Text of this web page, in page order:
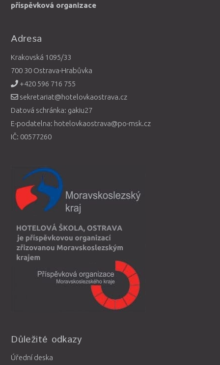
příspěvková organizace
Adresa
Krakovská 1095/33
700 30 Ostrava-Hrabůvka
+420 596 716 755
sekretariat@hotelovkaostrava.cz
Datová schránka: gakiu27
E-podatelna: hotelovkaostrava@po-msk.cz
IČ: 00577260
Důležité odkazy
Úřední deska